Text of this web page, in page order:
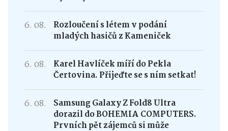
6. 08.
Rozloučení s létem v podání
mladých hasičů z Kameniček
6. 08.
Karel Havlíček míří do Pekla
Čertovina. Přijeďte se s ním setkat!
6. 08.
Samsung Galaxy Z Fold8 Ultra
dorazil do BOHEMIA COMPUTERS.
Prvních pět zájemců si může